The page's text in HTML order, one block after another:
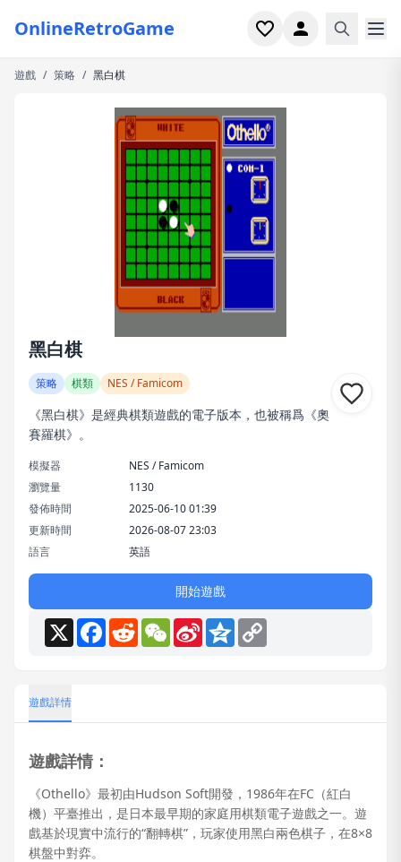
OnlineRetroGame
首頁
遊戲專題
最近玩過
遊戲 / 策略 / 黑白棋
黑白棋
策略 棋類 NES / Famicom
《黑白棋》是經典棋類遊戲的電子版本，也被稱爲《奧
賽羅棋》。
模擬器
NES / Famicom
瀏覽量
1130
發佈時間
2025-06-10 01:39
更新時間
2026-08-07 23:03
語言
英語
開始遊戲
X Facebook
RedditWeChat
Sina
Weibo
Qzone
遊戲詳情
遊戲詳情：
《Othello》最初由Hudson Soft開發，1986年在FC（紅白
機）平臺推出，是日本最早期的家庭用棋類電子遊戲之一。遊
戲基於現實中流行的“翻轉棋”，玩家使用黑白兩色棋子，在8×8
棋盤中對弈。